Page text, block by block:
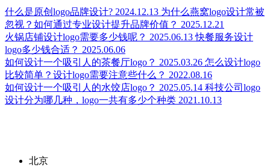
什么是原创logo品牌设计? 2024.12.13 为什么燕窝logo设计常被
忽视？如何通过专业设计提升品牌价值？ 2025.12.21
火锅店铺设计logo需要多少钱呢？ 2025.06.13 快餐服务设计
logo多少钱合适？ 2025.06.06
如何设计一个吸引人的茶餐厅logo？ 2025.03.26 怎么设计logo
比较简单？设计logo需要注意些什么？ 2022.08.16
如何设计一个吸引人的水饺店logo？ 2025.05.14 科技公司logo
设计分为哪几种，logo一共有多少个种类 2021.10.13
北京